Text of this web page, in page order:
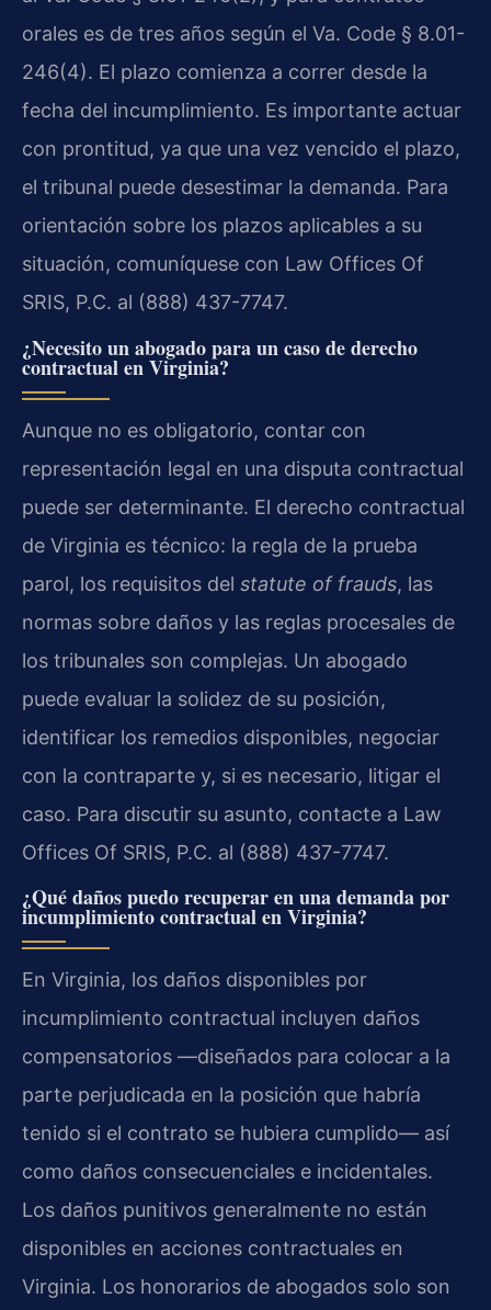
orales es de tres años según el Va. Code § 8.01-
246(4). El plazo comienza a correr desde la
fecha del incumplimiento. Es importante actuar
con prontitud, ya que una vez vencido el plazo,
el tribunal puede desestimar la demanda. Para
orientación sobre los plazos aplicables a su
situación, comuníquese con Law Offices Of
SRIS, P.C. al (888) 437-7747.
¿Necesito un abogado para un caso de derecho
contractual en Virginia?
Aunque no es obligatorio, contar con
representación legal en una disputa contractual
puede ser determinante. El derecho contractual
de Virginia es técnico: la regla de la prueba
parol, los requisitos del statute of frauds, las
normas sobre daños y las reglas procesales de
los tribunales son complejas. Un abogado
puede evaluar la solidez de su posición,
identificar los remedios disponibles, negociar
con la contraparte y, si es necesario, litigar el
caso. Para discutir su asunto, contacte a Law
Offices Of SRIS, P.C. al (888) 437-7747.
¿Qué daños puedo recuperar en una demanda por
incumplimiento contractual en Virginia?
En Virginia, los daños disponibles por
incumplimiento contractual incluyen daños
compensatorios —diseñados para colocar a la
parte perjudicada en la posición que habría
tenido si el contrato se hubiera cumplido— así
como daños consecuenciales e incidentales.
Los daños punitivos generalmente no están
disponibles en acciones contractuales en
Virginia. Los honorarios de abogados solo son